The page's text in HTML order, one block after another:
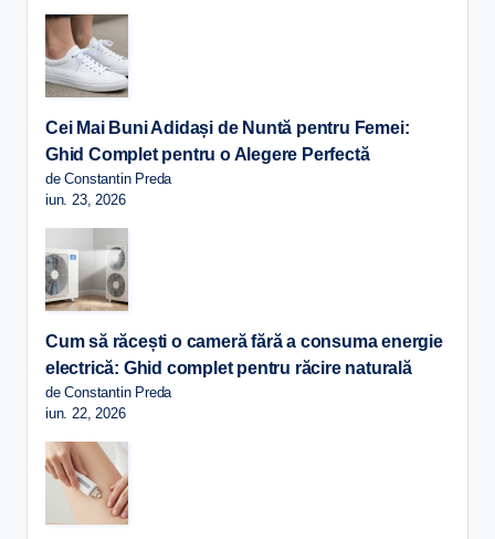
Cei Mai Buni Adidași de Nuntă pentru Femei:
Ghid Complet pentru o Alegere Perfectă
de Constantin Preda
iun. 23, 2026
Cum să răcești o cameră fără a consuma energie
electrică: Ghid complet pentru răcire naturală
de Constantin Preda
iun. 22, 2026